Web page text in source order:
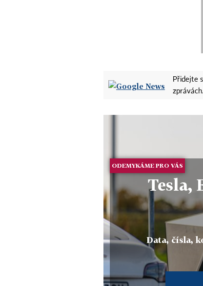
Přidejte
zprávách.
ODEMYKÁME PRO VÁS
Tesla,
Data, čísla,